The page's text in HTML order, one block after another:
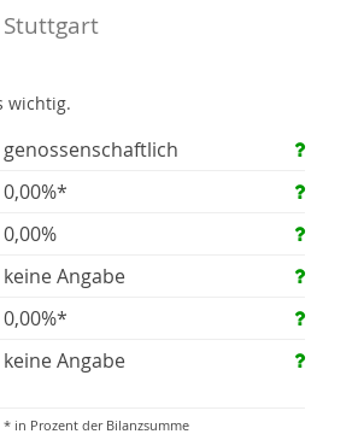
Stuttgart
wichtig.
genossenschaftlich
0,00%*
0,00%
keine Angabe
0,00%*
keine Angabe
* in Prozent der Bilanzsumme